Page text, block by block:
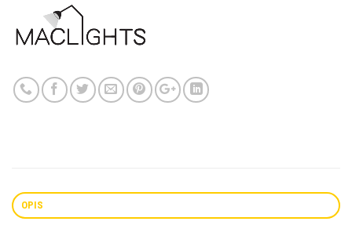
OPIS